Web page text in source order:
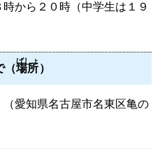
から２０時（中学生は１９
（場所
ばしょ
）
愛知県名古屋市名東区亀の